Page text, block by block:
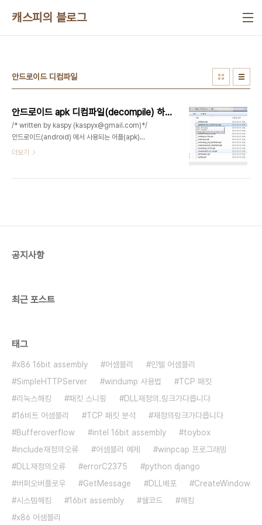
캐스피의 블로그
안드로이드 디컴파일
안드로이드 apk 디컴파일(decompile) 하기
/* written by kaspy (kaspyx@gmail.com)*/
안드로이드(android) 에서 사용되는 어플(apk)을
디컴파일(decompile) 하는 방법에 대해 다루어 보
리에 복사하고, 확장자만 zip형식으로 바꿔서 열면
더보기
공지사항
최근 포스트
태그
x86 16bit assembly 어셈블리
인텔 어셈블리
SimpleHTTPServer
windump 사용법
TCP 패킷
리눅스해킹
패킷 스니핑
DLL재정의.링크가다릅니다
16비트 어셈블리
TCP 패킷 분석
재정의링크가다릅니다
Bufferoverflow
intel 16bit assembly
toybox
include재정의오류
어셈블리 예제
winpcap 프로그래밍
DLL재정의오류
errorC2375
python django
버퍼오버플로우
GetMessage DLL배포
CreateWindow
시스템해킹
16bit assembly 쉘코드
해킹
x86 어셈블리